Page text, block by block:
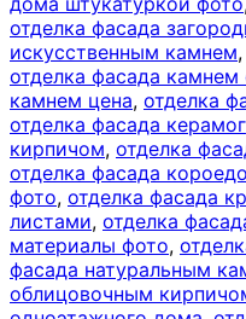
отделка фасада
искусственным камнем,
отделка фасада камнем
камнем цена, отделка
отделка фасада
кирпичом, отделка
отделка фасада
фото, отделка фасада
листами, отделка
материалы фото,
фасада натуральным
облицовочным